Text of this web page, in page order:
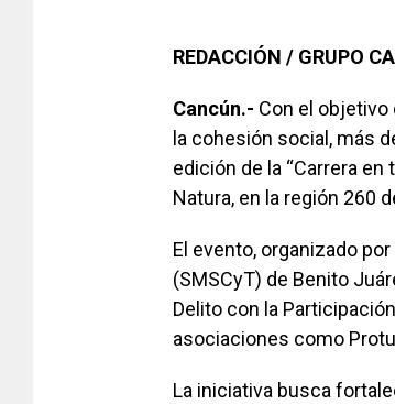
REDACCIÓN / GRUPO
Cancún.- Con el
la cohesión social, más
edición de la “Carrera
Natura, en la región 260
El evento, organizado
(SMSCyT) de Benito
Delito con la
asociaciones como
La iniciativa busca